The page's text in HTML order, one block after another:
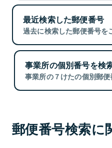
最近検索した郵便番号
過去に検索した郵便番号を
事業所の個別番号を検
事業所の７けたの個別郵便
郵便番号検索に